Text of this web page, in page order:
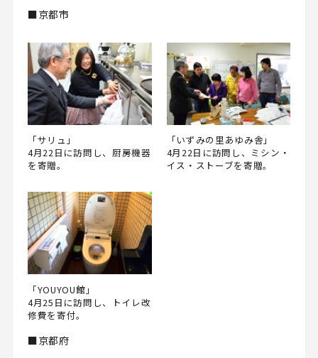
■京都市
「サリュ」
4月22日に訪問し、厨房機器
を寄贈。
「いずみの里あゆみ舎」
4月22日に訪問し、ミシン・
イス・ストーブを寄贈。
「YOUYOU館」
4月25日に訪問し、トイレ改
修費を寄付。
■京都府